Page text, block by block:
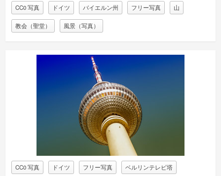
CC0 写真 ドイツ バイエルン州 フリー写真 山
教会（聖堂） 風景（写真）
CC0 写真 ドイツ フリー写真 ベルリンテレビ塔